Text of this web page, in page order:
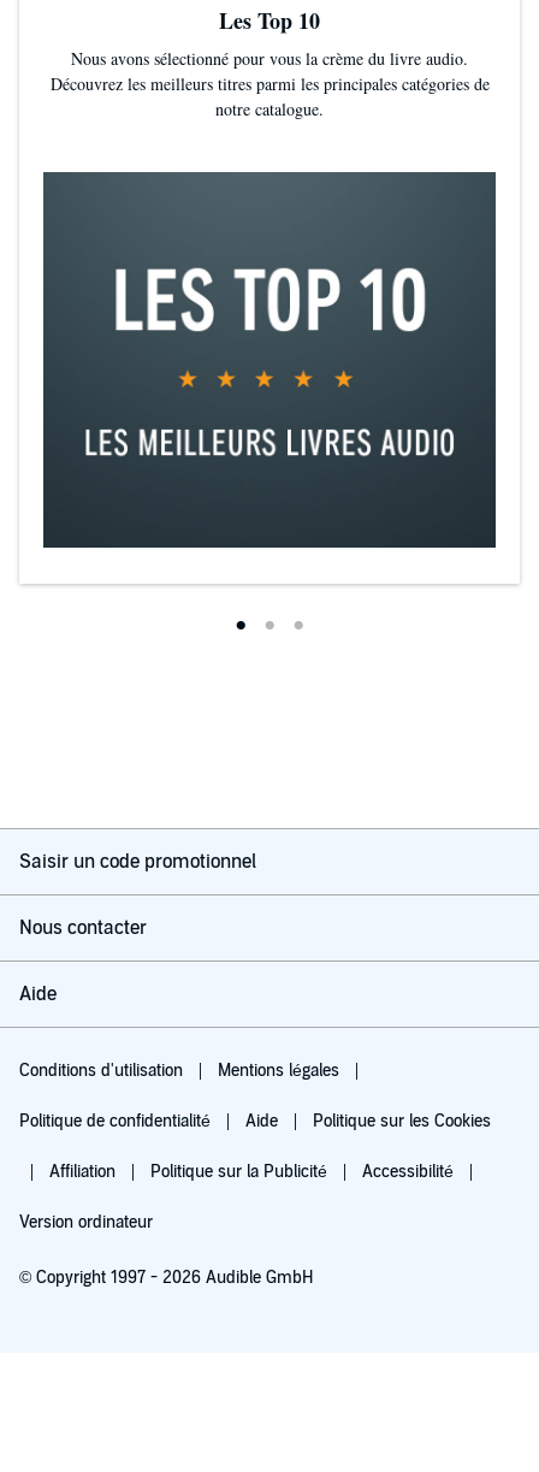
Les Top 10
Nous avons sélectionné pour vous la crème du livre audio.
Découvrez les meilleurs titres parmi les principales catégories de
notre catalogue.
Saisir un code promotionnel
Nous contacter
Aide
Conditions d'utilisation Mentions légales
Politique de confidentialité Aide Politique sur les Cookies
Affiliation Politique sur la Publicité Accessibilité
Version ordinateur
© Copyright 1997 - 2026 Audible GmbH